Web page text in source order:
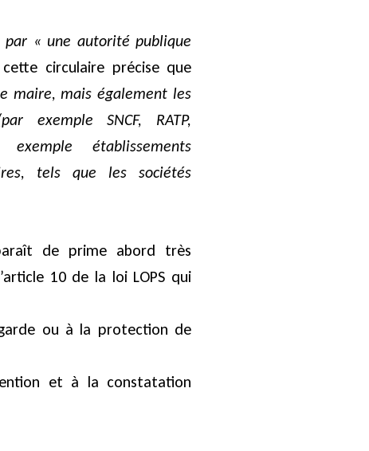
« une autorité publique
cette circulaire précise que
maire, mais également les
exemple SNCF, RATP,
établissements
tels que les sociétés
de prime abord très
10 de la loi LOPS qui
ou à la protection de
et à la constatation